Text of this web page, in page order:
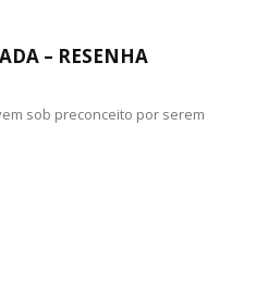
– RESENHA
sob preconceito por serem